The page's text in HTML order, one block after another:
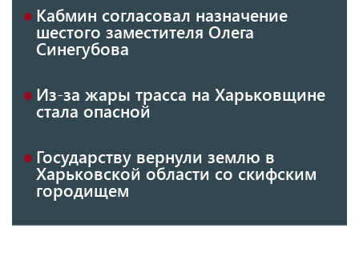
Кабмин согласовал назначение
шестого заместителя Олега
Синегубова
Из-за жары трасса на Харьковщине
стала опасной
Государству вернули землю в
Харьковской области со скифским
городищем